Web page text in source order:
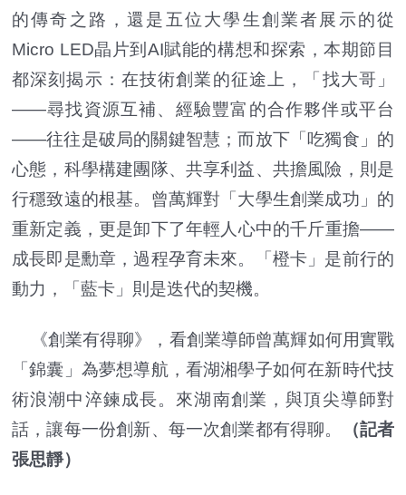
的傳奇之路，還是五位大學生創業者展示的從
Micro LED晶片到AI賦能的構想和探索，本期節目
都深刻揭示：在技術創業的征途上，「找大哥」
——尋找資源互補、經驗豐富的合作夥伴或平台
——往往是破局的關鍵智慧；而放下「吃獨食」的
心態，科學構建團隊、共享利益、共擔風險，則是
行穩致遠的根基。曾萬輝對「大學生創業成功」的
重新定義，更是卸下了年輕人心中的千斤重擔——
成長即是勳章，過程孕育未來。「橙卡」是前行的
動力，「藍卡」則是迭代的契機。
《創業有得聊》，看創業導師曾萬輝如何用實戰
「錦囊」為夢想導航，看湖湘學子如何在新時代技
術浪潮中淬鍊成長。來湖南創業，與頂尖導師對
話，讓每一份創新、每一次創業都有得聊。
（記者
張思靜）